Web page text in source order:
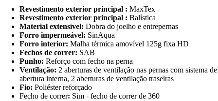
Revestimento exterior principal : MaxTex
Revestimento exterior principal : Balística
Material extensível: Dobra do joelho e entrepernas
Forro impermeável: SinAqua
Forro interior: Malha térmica amovível 125g fixa HD
Fechos de correr: SAB
Punho: Reforço com fecho na perna
Ventilação: 2 aberturas de ventilação nas pernas com sistema de
abertura interna, 2 aberturas de ventilação traseiras
Fio: Poliéster reforçado
Fecho de correr: Sim - fecho de correr de 360